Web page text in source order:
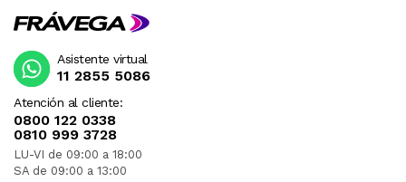
Atención al cliente:
0800 122 0338
0810 999 3728
LU-VI de 09:00 a 18:00
SA de 09:00 a 13:00
Asistente virtual
11 2855 5086